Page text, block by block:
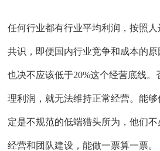
任何行业都有行业平均利润，按照
共识，即便国内行业竞争和成本的原
也决不应该低于20%这个经营底线
理利润，就无法维持正常经营。能
定是不规范的低端猎头所为，他们
经营和团队建设，能做一票算一票。